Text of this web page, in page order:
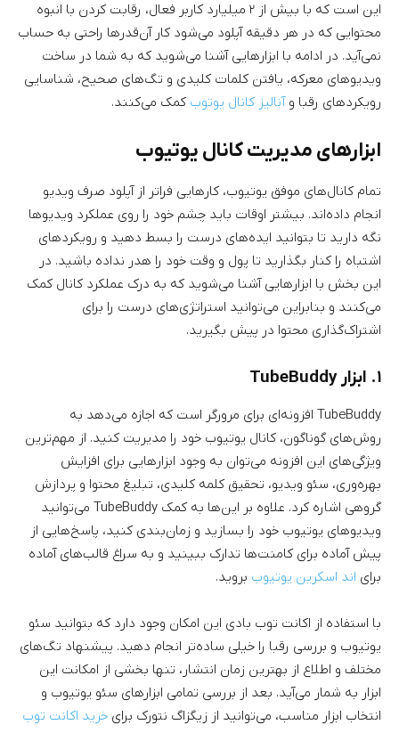
این است که با بیش از ۲ میلیارد کاربر فعال، رقابت کردن با انبوه
محتوایی که در هر دقیقه آپلود می‌شود کار آن‌قدرها راحتی به حساب
نمی‌آید. در ادامه با ابزارهایی آشنا می‌شوید که به شما در ساخت
ویدیوهای معرکه، یافتن کلمات کلیدی و تگ‌های صحیح، شناسایی
رویکردهای رقبا وآنالیز کانال یوتوب کمک می‌کنند.
ابزارهای مدیریت کانال یوتیوب
تمام کانال‌های موفق یوتیوب، کارهایی فراتر از آپلود صرف ویدیو
انجام داده‌اند. بیشتر اوقات باید چشم خود را روی عملکرد ویدیوها
نگه دارید تا بتوانید ایده‌های درست را بسط دهید و رویکردهای
اشتباه را کنار بگذارید تا پول و وقت خود را هدر نداده باشید. در
این بخش با ابزارهایی آشنا می‌شوید که به درک عملکرد کانال کمک
می‌کنند و بنابراین می‌توانید استراتژی‌های درست را برای
اشتراک‌گذاری محتوا در پیش بگیرید.
۱. ابزار TubeBuddy
TubeBuddy افزونه‌ای برای مرورگر است که اجازه می‌دهد به
روش‌های گوناگون، کانال یوتیوب خود را مدیریت کنید. از مهم‌ترین
ویژگی‌های این افزونه می‌توان به وجود ابزارهایی برای افزایش
بهره‌وری، سئو ویدیو، تحقیق کلمه کلیدی، تبلیغ محتوا و پردازش
گروهی اشاره کرد. علاوه بر این‌ها به کمک TubeBuddy می‌توانید
ویدیوهای یوتیوب خود را بسازید و زمان‌بندی کنید، پاسخ‌هایی از
پیش آماده برای کامنت‌ها تدارک ببینید و به سراغ قالب‌های آماده
برای اند اسکرین یوتیوب بروید.
با استفاده از اکانت توب بادی این امکان وجود دارد که بتوانید سئو
یوتیوب و بررسی رقبا را خیلی ساده‌تر انجام دهید. پیشنهاد تگ‌های
مختلف و اطلاع از بهترین زمان انتشار، تنها بخشی از امکانت این
ابزار به شمار می‌آید. بعد از بررسی تمامی ابزارهای سئو یوتیوب و
انتخاب ابزار مناسب، می‌توانید از زیگزاگ نتورک برای خرید اکانت توب